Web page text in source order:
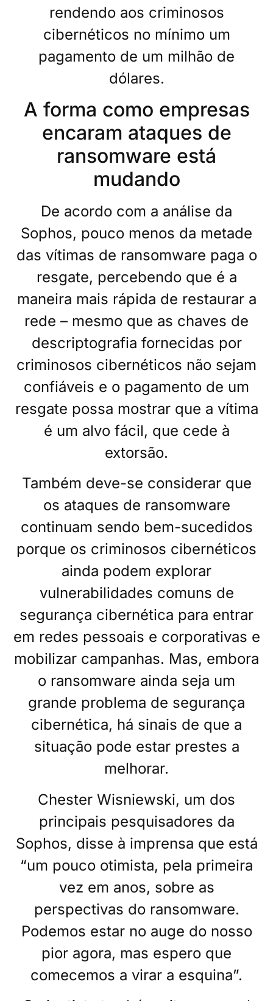
rendendo aos criminosos
cibernéticos no mínimo um
pagamento de um milhão de
dólares.
A forma como empresas
encaram ataques de
ransomware está
mudando
De acordo com a análise da
Sophos, pouco menos da metade
das vítimas de ransomware paga o
resgate, percebendo que é a
maneira mais rápida de restaurar a
rede – mesmo que as chaves de
descriptografia fornecidas por
criminosos cibernéticos não sejam
confiáveis e o pagamento de um
resgate possa mostrar que a vítima
é um alvo fácil, que cede à
extorsão.
Também deve-se considerar que
os ataques de ransomware
continuam sendo bem-sucedidos
porque os criminosos cibernéticos
ainda podem explorar
vulnerabilidades comuns de
segurança cibernética para entrar
em redes pessoais e corporativas e
mobilizar campanhas. Mas, embora
o ransomware ainda seja um
grande problema de segurança
cibernética, há sinais de que a
situação pode estar prestes a
melhorar.
Chester Wisniewski, um dos
principais pesquisadores da
Sophos, disse à imprensa que está
“um pouco otimista, pela primeira
vez em anos, sobre as
perspectivas do ransomware.
Podemos estar no auge do nosso
pior agora, mas espero que
comecemos a virar a esquina”.